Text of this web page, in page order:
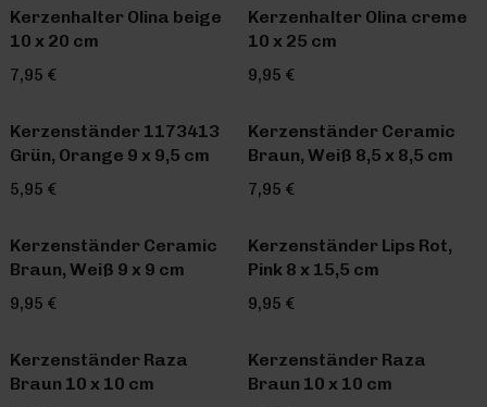
Kerzenhalter Olina beige
10 x 20 cm
7,95 €
Kerzenhalter Olina creme
10 x 25 cm
9,95 €
Kerzenständer 1173413
Grün, Orange 9 x 9,5 cm
5,95 €
Kerzenständer Ceramic
Braun, Weiß 8,5 x 8,5 cm
7,95 €
Kerzenständer Ceramic
Braun, Weiß 9 x 9 cm
9,95 €
Kerzenständer Lips Rot,
Pink 8 x 15,5 cm
9,95 €
Kerzenständer Raza
Braun 10 x 10 cm
Kerzenständer Raza
Braun 10 x 10 cm